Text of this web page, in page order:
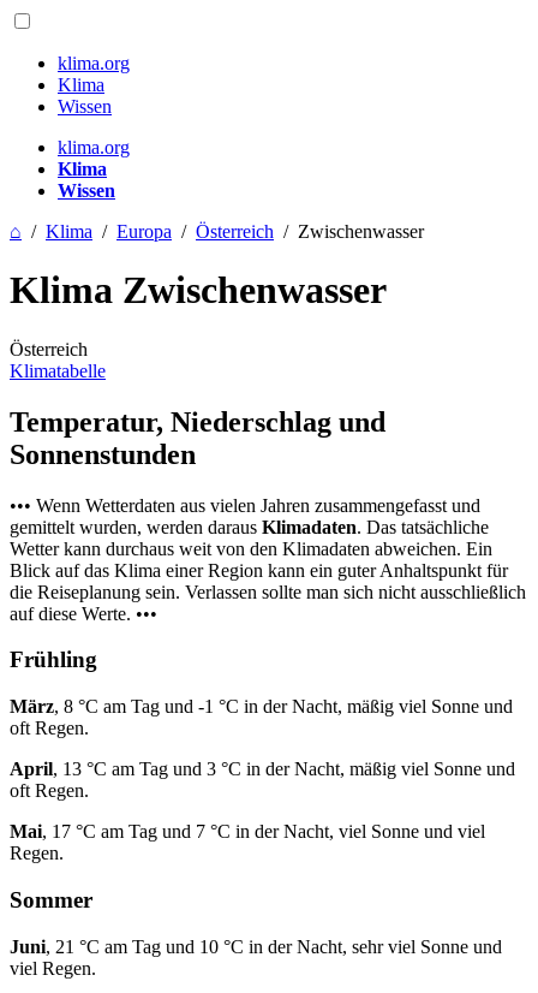
klima.org
Klima
Wissen
klima.org
Klima
Wissen
⌂ / Klima / Europa / Österreich / Zwischenwasser
Klima Zwischenwasser
Österreich
Klimatabelle
Temperatur, Niederschlag und
Sonnenstunden
••• Wenn Wetterdaten aus vielen Jahren zusammengefasst und
gemittelt wurden, werden daraus Klimadaten. Das tatsächliche
Wetter kann durchaus weit von den Klimadaten abweichen. Ein
Blick auf das Klima einer Region kann ein guter Anhaltspunkt für
die Reiseplanung sein. Verlassen sollte man sich nicht ausschließlich
auf diese Werte. •••
Frühling
März, 8 °C am Tag und -1 °C in der Nacht, mäßig viel Sonne und
oft Regen.
April, 13 °C am Tag und 3 °C in der Nacht, mäßig viel Sonne und
oft Regen.
Mai, 17 °C am Tag und 7 °C in der Nacht, viel Sonne und viel
Regen.
Sommer
Juni, 21 °C am Tag und 10 °C in der Nacht, sehr viel Sonne und
viel Regen.